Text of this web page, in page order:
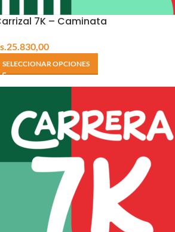
7K – Caminata
25.830,00
SELECCIONAR OPCIONES